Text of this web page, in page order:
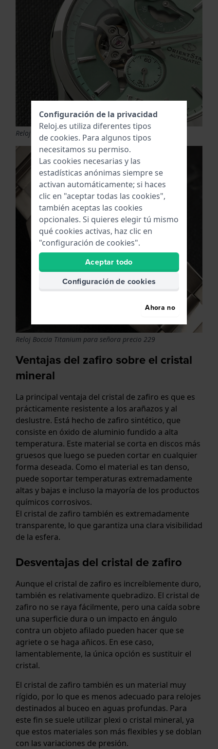
Reloj Orient Star Semi-Skeleton RE-AV0B11E00B € 1025
Reloj Boccia Titanium para señora precio 229
Ventajas del zafiro sobre el cristal
mineral
La principal ventaja del cristal de zafiro es que es
prácticamente resistente a los arañazos y al
deslustre. Está hecho de zafiro sintético, que
consiste en óxido de aluminio fundido a alta
temperatura. Este material se corta en discos más
gruesos que luego se pueden cortar en cualquier
forma deseada. Como el material es tan denso,
puede soportar temperaturas extremadamente
altas y bajas e incluso la mayoría de los productos
químicos corrosivos.
El cristal de zafiro también es extremadamente
transparente, lo que garantiza una clara visibilidad
de la esfera.
Desventajas del cristal de zafiro
Aunque el cristal de zafiro es increíblemente duro,
también es relativamente quebradizo. El cristal de
zafiro no se raya fácilmente, pero una caída sobre
una superficie dura o un impacto en ángulo
contra un objeto afilado pueden hacer que se
agriete o se haga añicos. En ese caso,
lamentablemente, la única opción es sustituir el
cristal.
El cristal de zafiro también es un material muy
rígido, por lo que es menos adecuado para relojes
destinados al buceo en aguas profundas. Para
este fin se suele utilizar plexi o cristal mineral, ya
que estos materiales son más flexibles y se doblan
con las variaciones de presión.
Configuración de la privacidad
Reloj.es utiliza diferentes tipos
de cookies. Para algunos tipos
necesitamos su permiso.
Las cookies necesarias y las
estadísticas anónimas siempre se
activan automáticamente; si haces
clic en "aceptar todas las cookies",
también aceptas las cookies
opcionales. Si quieres elegir tú mismo
qué cookies activas, haz clic en
"configuración de cookies".
Aceptar todo
Configuración de cookies
Ahora no